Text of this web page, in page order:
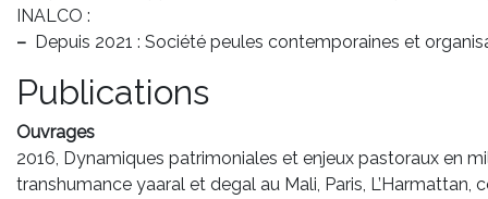
INALCO :
– Depuis 2021 : Société peules contemporaines et
Publications
Ouvrages
2016, Dynamiques patrimoniales et enjeux pastoraux en
transhumance yaaral et degal au Mali, Paris, L’Harmattan,